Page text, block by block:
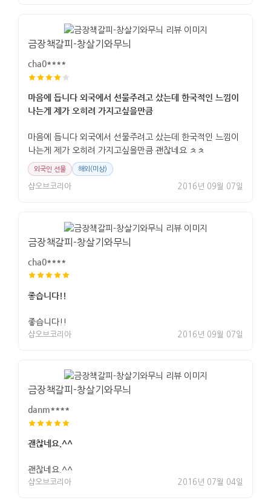
금장책갈피-창살기와무늬
cha0****
마음에 듭니다 외국에서 선물주려고 샀는데 한국적인 느낌이
나는게 제가 오히려 가지고싶을만큼
마음에 듭니다 외국에서 선물주려고 샀는데 한국적인 느낌이
나는게 제가 오히려 가지고싶을만큼 괜찮네요 ㅊㅊ
외국인 선물 해외(미상)
샵오브코리아 2016년 09월 07일
금장책갈피-창살기와무늬
cha0****
좋습니다!!
좋습니다!!
샵오브코리아 2016년 09월 07일
금장책갈피-창살기와무늬
danm****
괜찮네요.^^
괜찮네요.^^
샵오브코리아 2016년 07월 04일